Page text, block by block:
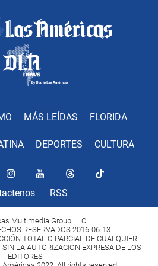
MÁS LEÍDAS FLORIDA
DEPORTES CULTURA
RSS
Multimedia Group LLC.
RESERVADOS 2016-06-13
TOTAL O PARCIAL DE CUALQUIER
LA AUTORIZACIÓN EXPRESA DE LOS
EDITORES